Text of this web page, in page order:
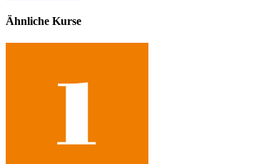
Ähnliche Kurse